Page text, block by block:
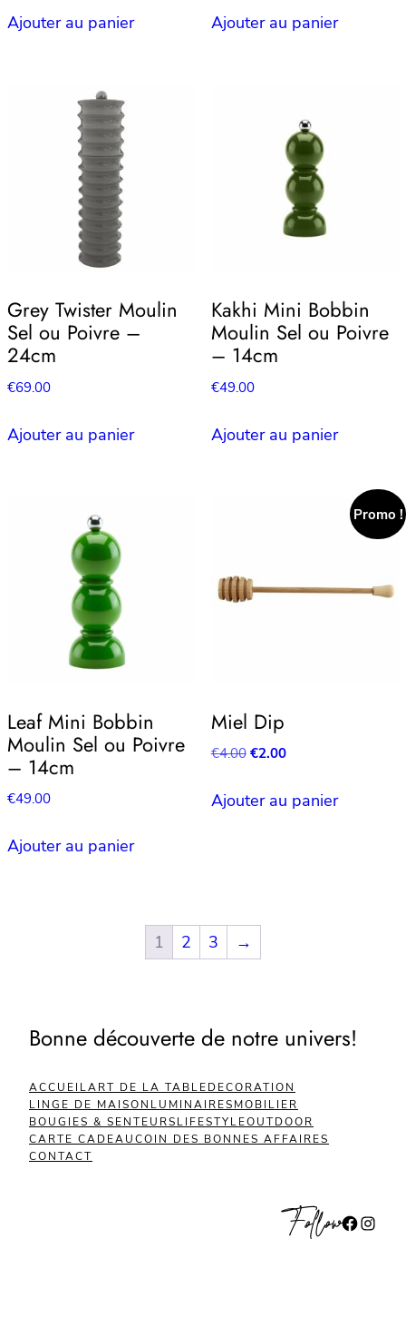
Ajouter au panier Ajouter au panier
Grey Twister Moulin
Sel ou Poivre –
24cm
€69.00
Ajouter au panier
Kakhi Mini Bobbin
Moulin Sel ou Poivre
– 14cm
€49.00
Ajouter au panier
Leaf Mini Bobbin
Moulin Sel ou Poivre
– 14cm
€49.00
Ajouter au panier
Promo !
Miel Dip
€4.00 Le
initial
€2.00Le
actuel
Ajouter au panier
1 2 3 →
Bonne découverte de notre univers!
ACCUEILART DE LA TABLEDECORATION
LINGE DE MAISON LUMINAIRESMOBILIER
BOUGIES & SENTEURSLIFESTYLEOUTDOOR
CARTE CADEAUCOIN DES BONNES AFFAIRES
CONTACT
FollowFacebook Instagram